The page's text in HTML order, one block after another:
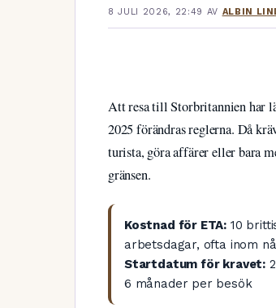
8 JULI 2026, 22:49 AV ALBIN
Att resa till Storbritannien har
2025 förändras reglerna. Då
turista, göra affärer eller bara
gränsen.
Kostnad för ETA: 10
arbetsdagar, ofta inom
Startdatum för kravet:
6 månader per besök